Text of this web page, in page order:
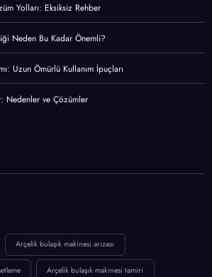
Yolları: Eksiksiz Rehber
Neden Bu Kadar Önemli?
Uzun Ömürlü Kullanım İpuçları
Nedenler ve Çözümler
Arçelik bulaşık makinesi arızası
Arçelik bulaşık makinesi tamiri